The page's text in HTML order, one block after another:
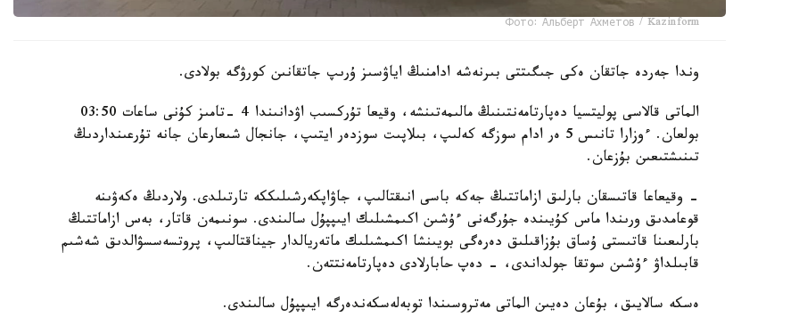
Фото: Альберт Ахметов / Kazinform
وندا جەردە جاتقان ەكى جىگىتتى بىرنەشە ادامنىڭ اياۋسىز ۇرىپ جاتقانىن كورۋگە بولادى.
الماتى قالاسى پوليتسيا دەپارتامەنتىنىڭ مالىمەتىنشە، وقيعا تۇركسىب اۋدانىندا 4 -تامىز كۇنى ساعات 03:50
بولعان. ءوزارا تانىس 5 ەر ادام سوزگە كەلىپ، بىلاپىت سوزدەر ايتىپ، جانجال شىعارعان جانە تۇرعىنداردىڭ
تىنىشتىعىن بۇزعان.
- وقيعاعا قاتىسقان بارلىق ازاماتتىڭ جەكە باسى انىقتالىپ، جاۋاپكەرشىلىككە تارتىلدى. ولاردىڭ ەكەۋىنە
قوعامدىق ورىندا ماس كۇيىندە جۇرگەنى ءۇشىن اكىمشىلىك ايىپپۇل سالىندى. سونىمەن قاتار، بەس ازاماتتىڭ
بارلىعىنا قاتىستى ۇساق بۇزاقىلىق دەرەگى بويىنشا اكىمشىلىك ماتەريالدار جيناقتالىپ، پروتسەسسۋالدىق شەشىم
قابىلداۋ ءۇشىن سوتقا جولداندى، - دەپ حابارلادى دەپارتامەنتتەن.
ەسكە سالايىق، بۇعان دەيىن الماتى مەتروسىندا توبەلەسكەندەرگە ايىپپۇل سالىندى.